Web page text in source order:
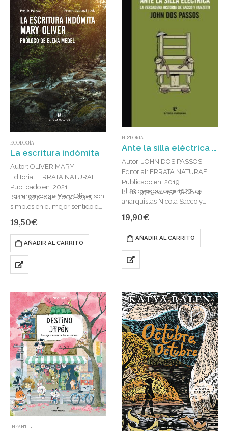
ECOLOGÍA
La escritura indómita
Autor: OLIVER MARY
Editorial: ERRATA NATURAE
Publicado en: 2021
ISBN: 978-84-17800-63-5
Los ensayos de Mary Oliver son
simples en el mejor sentido de
simplicidad» que reclamaba
Thoreau y de la…
19,50€
AÑADIR AL CARRITO
HISTORIA
Ante la silla eléctrica : La verdadera historia de Sacco y Vanzetti
Autor: JOHN DOS PASSOS
Editorial: ERRATA NATURAE
Publicado en: 2019
ISBN: 978-84-15217-08-4
El 23 de agosto de 1927 los
anarquistas Nicola Sacco y
ejecutados en la silla eléctrica
tras uno de…
19,90€
AÑADIR AL CARRITO
INFANTIL